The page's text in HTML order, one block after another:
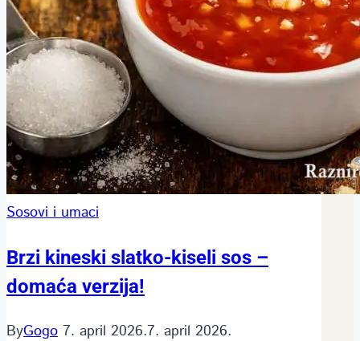
Sosovi i umaci
Brzi kineski slatko-kiseli sos –
domaća verzija!
ByGogo 7. april 2026.7. april 2026.